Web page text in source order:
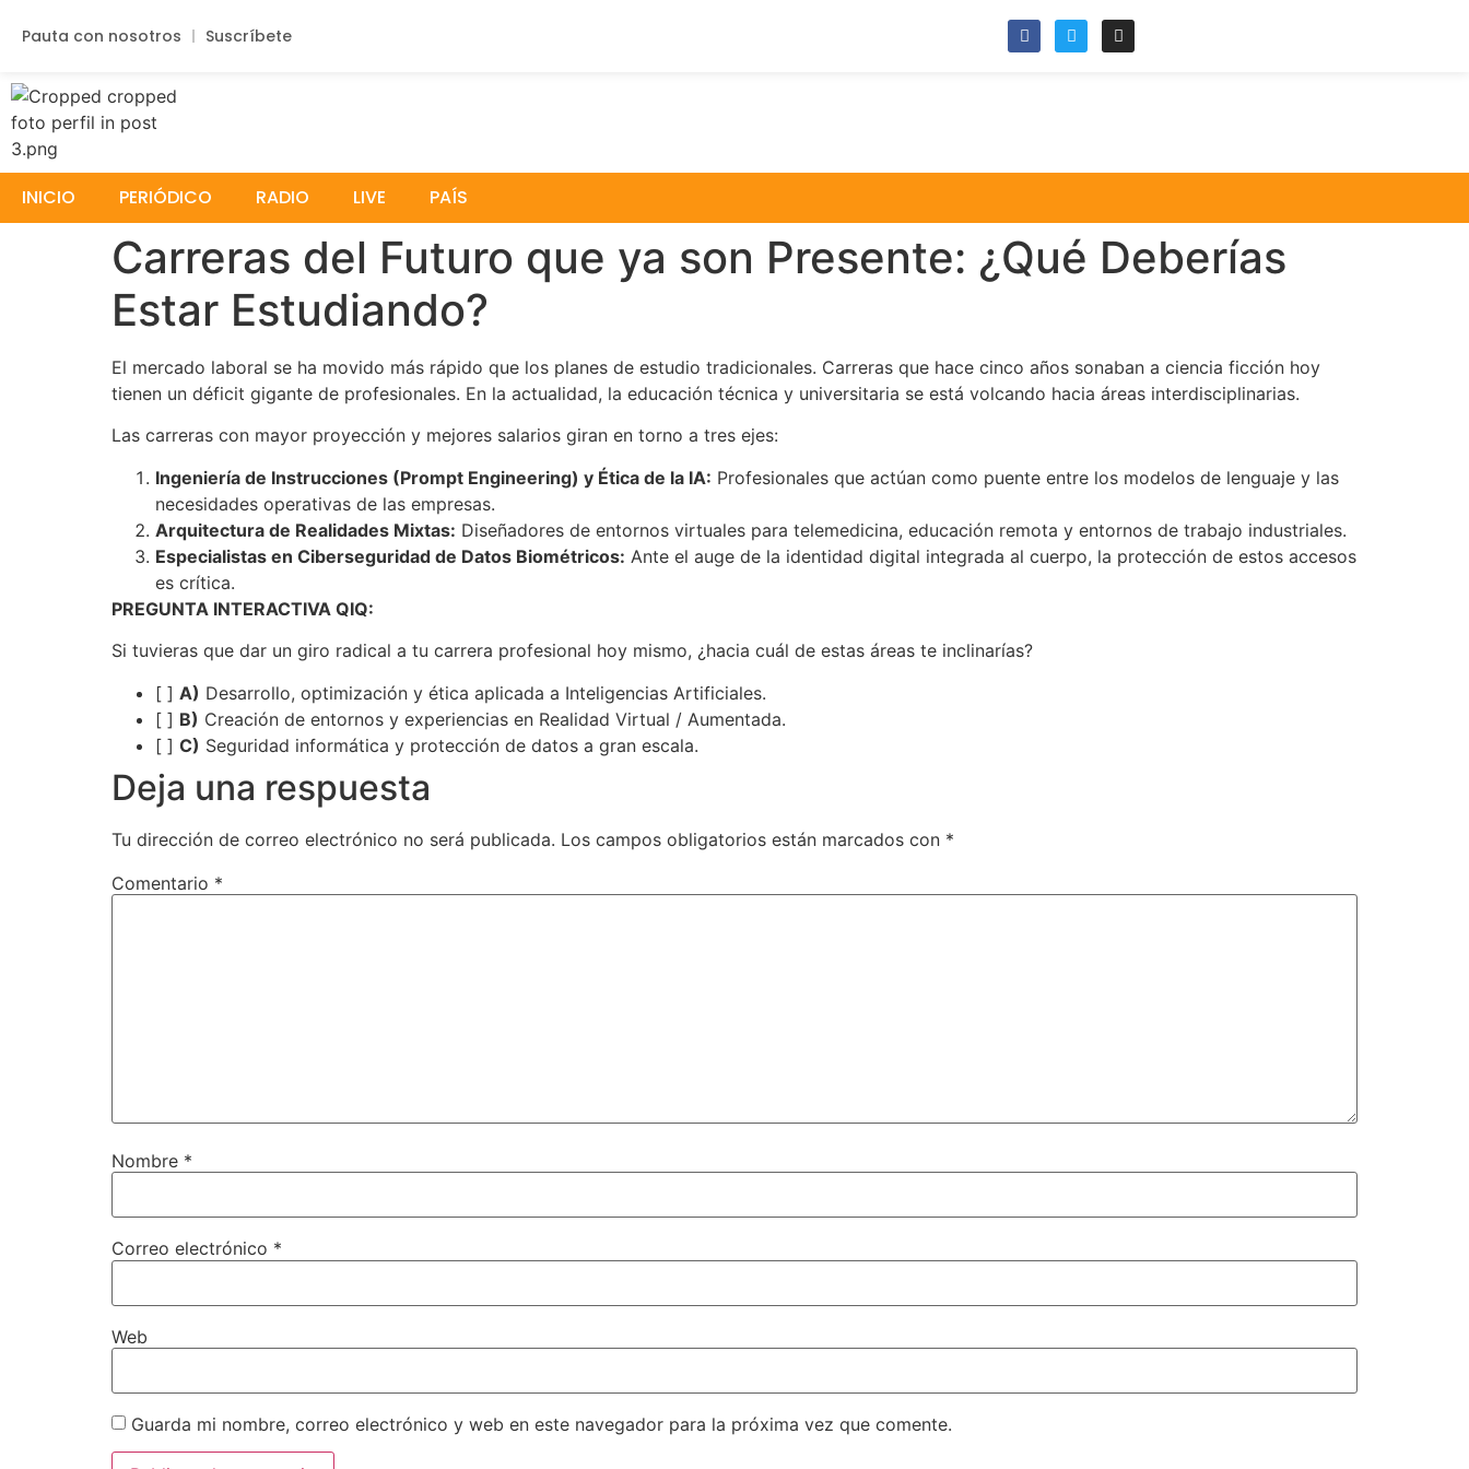
Pauta con nosotros Suscríbete
INICIO PERIÓDICO RADIO LIVE PAÍS
Carreras del Futuro que ya son Presente: ¿Qué Deberías
Estar Estudiando?
El mercado laboral se ha movido más rápido que los planes de estudio tradicionales. Carreras que hace cinco años sonaban a ciencia ficción hoy
tienen un déficit gigante de profesionales. En la actualidad, la educación técnica y universitaria se está volcando hacia áreas interdisciplinarias.
Las carreras con mayor proyección y mejores salarios giran en torno a tres ejes:
Ingeniería de Instrucciones (Prompt Engineering) y Ética de la IA: Profesionales que actúan como puente entre los modelos de lenguaje y las
necesidades operativas de las empresas.
Arquitectura de Realidades Mixtas: Diseñadores de entornos virtuales para telemedicina, educación remota y entornos de trabajo industriales.
Especialistas en Ciberseguridad de Datos Biométricos: Ante el auge de la identidad digital integrada al cuerpo, la protección de estos accesos
es crítica.
PREGUNTA INTERACTIVA QIQ:
Si tuvieras que dar un giro radical a tu carrera profesional hoy mismo, ¿hacia cuál de estas áreas te inclinarías?
[ ] A) Desarrollo, optimización y ética aplicada a Inteligencias Artificiales.
[ ] B) Creación de entornos y experiencias en Realidad Virtual / Aumentada.
[ ] C) Seguridad informática y protección de datos a gran escala.
Deja una respuesta
Tu dirección de correo electrónico no será publicada. Los campos obligatorios están marcados con *
Comentario *
Nombre *
Correo electrónico *
Web
Guarda mi nombre, correo electrónico y web en este navegador para la próxima vez que comente.